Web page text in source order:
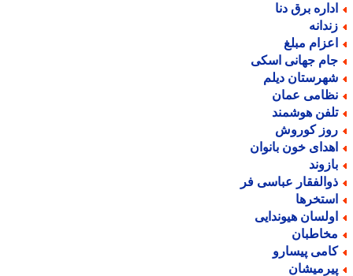
برق دنا
مبلغ
جهانی اسکی
دیلم
عمان
هوشمند
کوروش
خون بانوان
عباسی فر
هیوندایی
پیسارو